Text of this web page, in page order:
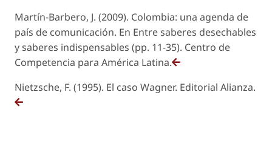
Martín-Barbero, J. (2009). Colombia: una agenda de
país de comunicación. En Entre saberes desechables
y saberes indispensables (pp. 11-35). Centro de
Competencia para América Latina.
Nietzsche, F. (1995). El caso Wagner. Editorial Alianza.